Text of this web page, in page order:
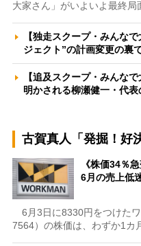
大家さん」がいよいよ最終
【独走スクープ・みんな
ジェクト”の計画変更の裏
【追及スクープ・みんな
明かされる柳瀬健一・代
古賀真人「発掘！好
《株価34％
6月の売上低
6月3日に8330円をつけたワ
7564）の株価は、わずか1